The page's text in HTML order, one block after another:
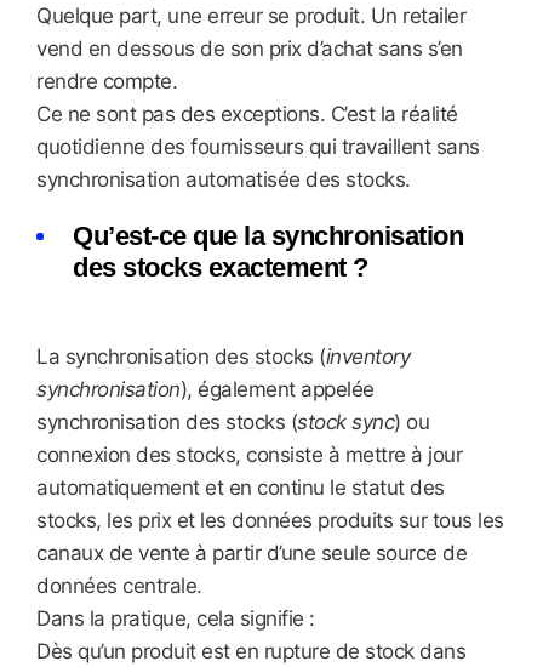
Quelque part, une erreur se produit. Un retailer
vend en dessous de son prix d’achat sans s’en
rendre compte.
Ce ne sont pas des exceptions. C’est la réalité
quotidienne des fournisseurs qui travaillent sans
synchronisation automatisée des stocks.
Qu’est-ce que la synchronisation
des stocks exactement ?
La synchronisation des stocks (inventory
synchronisation), également appelée
synchronisation des stocks (stock sync) ou
connexion des stocks, consiste à mettre à jour
automatiquement et en continu le statut des
stocks, les prix et les données produits sur tous les
canaux de vente à partir d’une seule source de
données centrale.
Dans la pratique, cela signifie :
Dès qu’un produit est en rupture de stock dans